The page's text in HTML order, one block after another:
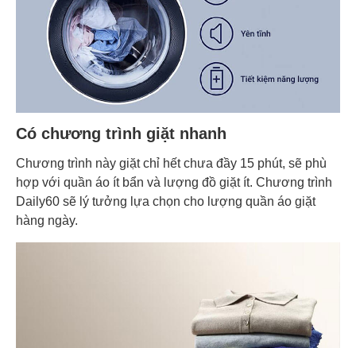
Có chương trình giặt nhanh
Chương trình này giặt chỉ hết chưa đầy 15 phút, sẽ phù
hợp với quần áo ít bẩn và lượng đồ giặt ít. Chương trình
Daily60 sẽ lý tưởng lựa chọn cho lượng quần áo giặt
hàng ngày.